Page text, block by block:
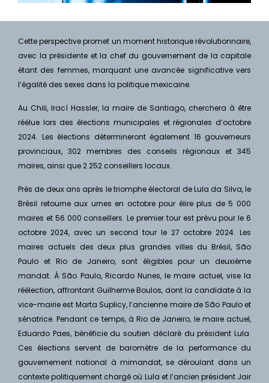
Cette perspective promet un moment historique révolutionnaire,
avec la présidente et la chef du gouvernement de la capitale
étant des femmes, marquant une avancée significative vers
l’égalité des sexes dans la politique mexicaine.
Au Chili, Irací Hassler, la maire de Santiago, cherchera à être
réélue lors des élections municipales et régionales d’octobre
2024. Les élections détermineront également 16 gouverneurs
provinciaux, 302 membres des conseils régionaux et 345
maires, ainsi que 2 252 conseillers locaux.
Près de deux ans après le triomphe électoral de Lula da Silva, le
Brésil retourne aux urnes en octobre pour élire plus de 5 000
maires et 56 000 conseillers. Le premier tour est prévu pour le 6
octobre 2024, avec un second tour le 27 octobre 2024. Les
maires actuels des deux plus grandes villes du Brésil, São
Paulo et Rio de Janeiro, sont éligibles pour un deuxième
mandat. À São Paulo, Ricardo Nunes, le maire actuel, vise la
réélection, affrontant Guilherme Boulos, dont la candidate à la
vice-mairie est Marta Suplicy, l’ancienne maire de São Paulo et
sénatrice. Pendant ce temps, à Rio de Janeiro, le maire actuel,
Eduardo Paes, bénéficie du soutien déclaré du président Lula.
Ces élections servent de baromètre de la performance du
gouvernement national à mimandat, se déroulant dans un
contexte politiquement chargé où Lula et l’ancien président Jair